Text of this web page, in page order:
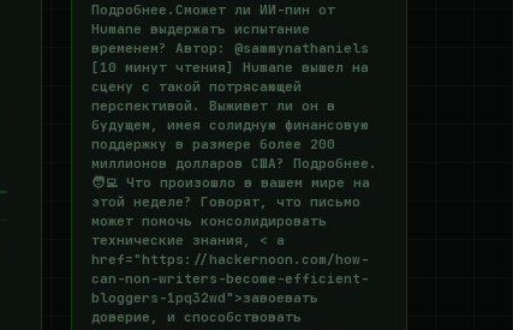
Подробнее.Сможет ли ИИ-пин от
Humane выдержать испытание
временем? Автор: @sammynathaniels
[10 минут чтения] Humane вышел на
сцену с такой потрясающей
перспективой. Выживет ли он в
будущем, имея солидную финансовую
поддержку в размере более 200
миллионов долларов США? Подробнее.
🧑‍💻 Что произошло в вашем мире на
этой неделе? Говорят, что письмо
может помочь консолидировать
технические знания, < a
href="https://hackernoon.com/how-
can-non-writers-become-efficient-
bloggers-1pq32wd">завоевать
доверие, и способствовать